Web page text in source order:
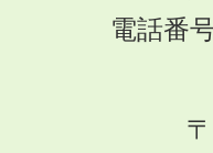
電話番